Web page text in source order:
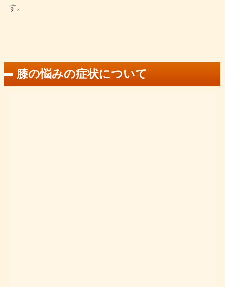
す。
膝の悩みの症状について